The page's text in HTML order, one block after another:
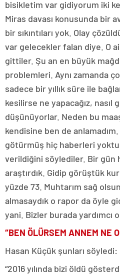
bisikletim var gidiyorum iki
Miras davası konusunda bir
bir sıkıntıları yok. Olay
var gelecekler falan diye. O
gittiler. Şu an en büyük
problemleri. Aynı zamanda
sadece bir yıllık süre ile
kesilirse ne yapacağız, nasıl
düşünüyorlar. Neden bu
kendisine ben de
götürmüş hiç haberleri
verildiğini söylediler. Bir gün
araştırdık. Gidip görüştük
yüzde 73. Muhtarım sağ
almasaydık o rapor da öyle
yani. Bizler burada yardımcı
“BEN ÖLÜRSEM ANNEM NE
Hasan Küçük şunları söyledi:
“2016 yılında bizi öldü